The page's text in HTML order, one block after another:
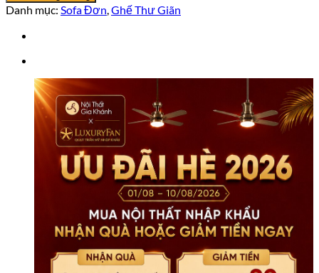
Giãn
GTQ615
số
Danh mục: Sofa Đơn,Ghế Thư Giãn